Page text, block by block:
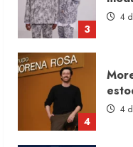
3
4
4
4